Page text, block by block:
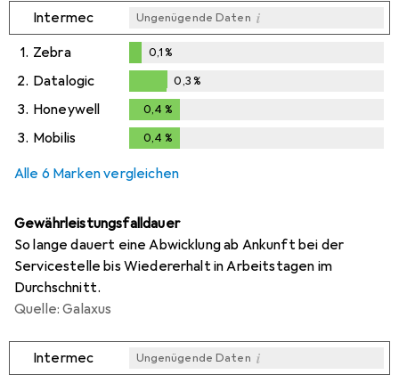
Intermec Ungenügende Daten i
1. Zebra
%
0,1%
2. Datalogic
0,3%
0,3%
3. Honeywell 0,4 %
3. Mobilis 0,4 %
Alle 6 Marken vergleichen
Gewährleistungsfalldauer
So lange dauert eine Abwicklung ab Ankunft bei der
Servicestelle bis Wiedererhalt in Arbeitstagen im
Durchschnitt.
Quelle: Galaxus
Intermec Ungenügende Daten i